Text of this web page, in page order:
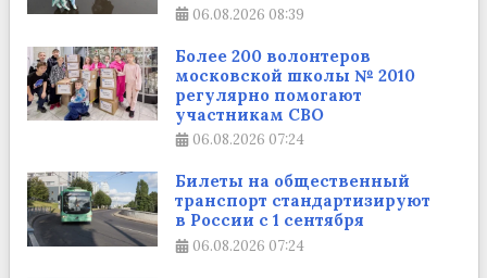
06.08.2026 08:39
Более 200 волонтеров
московской школы № 2010
регулярно помогают
участникам СВО
06.08.2026 07:24
Билеты на общественный
транспорт стандартизируют
в России с 1 сентября
06.08.2026 07:24